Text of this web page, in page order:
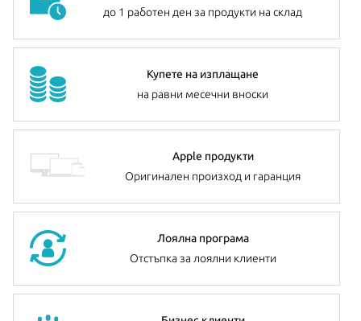
до 1 работен ден за продукти на склад
Купете на изплащане
на равни месечни вноски
Apple продукти
Оригинален произход и гаранция
Лоялна програма
Отстъпка за лоялни клиенти